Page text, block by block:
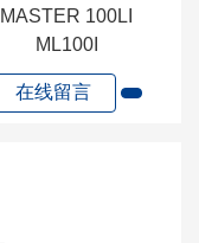
MASTER 100LI
ML100I
在线留言